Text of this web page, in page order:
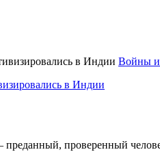
Войны
в Индии